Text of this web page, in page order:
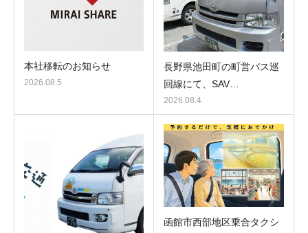
本社移転のお知らせ
2026.08.5
長野県池田町の町営バス巡
回線にて、SAV…
2026.08.4
函館市西部地区乗合タクシ